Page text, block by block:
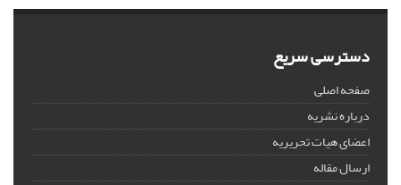
دسترسی سریع
صفحه اصلی
درباره نشریه
اعضای هیات تحریریه
ارسال مقاله